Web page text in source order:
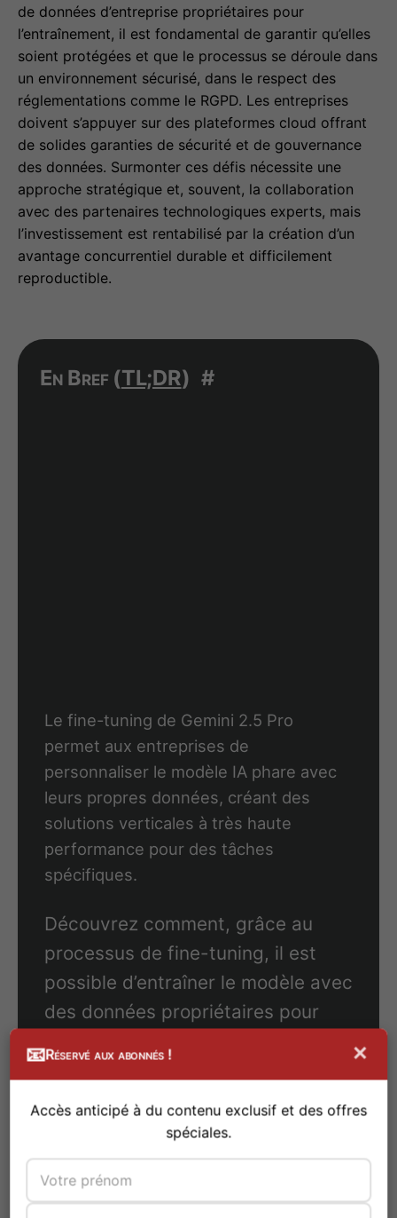
de données d’entreprise propriétaires pour
l’entraînement, il est fondamental de garantir qu’elles
soient protégées et que le processus se déroule dans
un environnement sécurisé, dans le respect des
réglementations comme le RGPD. Les entreprises
doivent s’appuyer sur des plateformes cloud offrant
de solides garanties de sécurité et de gouvernance
des données. Surmonter ces défis nécessite une
approche stratégique et, souvent, la collaboration
avec des partenaires technologiques experts, mais
l’investissement est rentabilisé par la création d’un
avantage concurrentiel durable et difficilement
reproductible.
En Bref (TL;DR) #
Le fine-tuning de Gemini 2.5 Pro
permet aux entreprises de
personnaliser le modèle IA phare avec
leurs propres données, créant des
solutions verticales à très haute
performance pour des tâches
spécifiques.
Découvrez comment, grâce au
processus de fine-tuning, il est
possible d’entraîner le modèle avec
des données propriétaires pour
Ce processus transforme Gemini
capable de générer des insights
uniques et d’automatiser des
📧Réservé aux abonnés ! ×
Accès anticipé à du contenu exclusif et des offres
spéciales.